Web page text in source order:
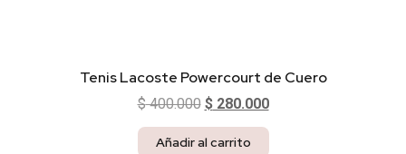
Tenis Lacoste Powercourt de Cuero
$400.000 $280.000
Añadir al carrito